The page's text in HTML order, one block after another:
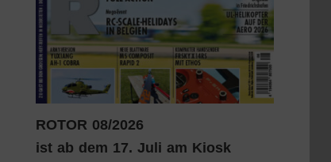
ROTOR 08/2026
ist ab dem 17. Juli am Kiosk